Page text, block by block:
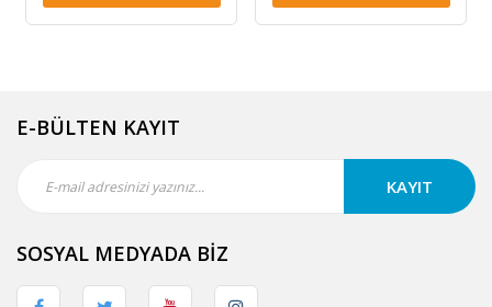
E-BÜLTEN KAYIT
KAYIT
SOSYAL MEDYADA BİZ